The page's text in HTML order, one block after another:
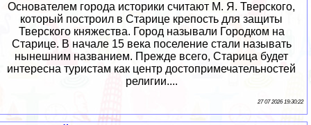
Основателем города историки считают М. Я. Тверского,
который построил в Старице крепость для защиты
Тверского княжества. Город называли Городком на
Старице. В начале 15 века поселение стали называть
нынешним названием. Прежде всего, Старица будет
интересна туристам как центр достопримечательностей
религии....
27 07 2026 19:30:22